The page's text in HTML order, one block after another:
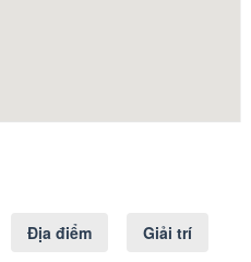
Địa điểm Giải trí